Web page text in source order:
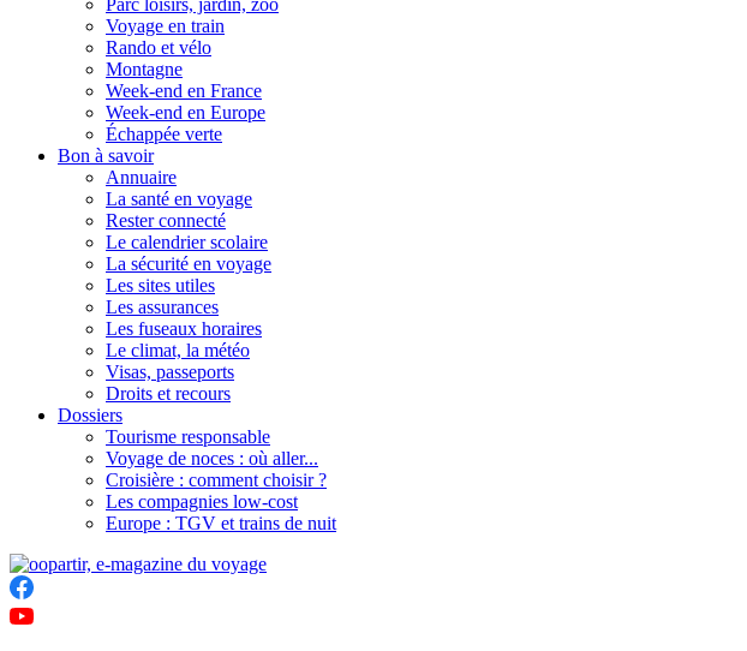
Parc loisirs, jardin, zoo
Voyage en train
Rando et vélo
Montagne
Week-end en France
Week-end en Europe
Échappée verte
Bon à savoir
Annuaire
La santé en voyage
Rester connecté
Le calendrier scolaire
La sécurité en voyage
Les sites utiles
Les assurances
Les fuseaux horaires
Le climat, la météo
Visas, passeports
Droits et recours
Dossiers
Tourisme responsable
Voyage de noces : où aller...
Croisière : comment choisir ?
Les compagnies low-cost
Europe : TGV et trains de nuit